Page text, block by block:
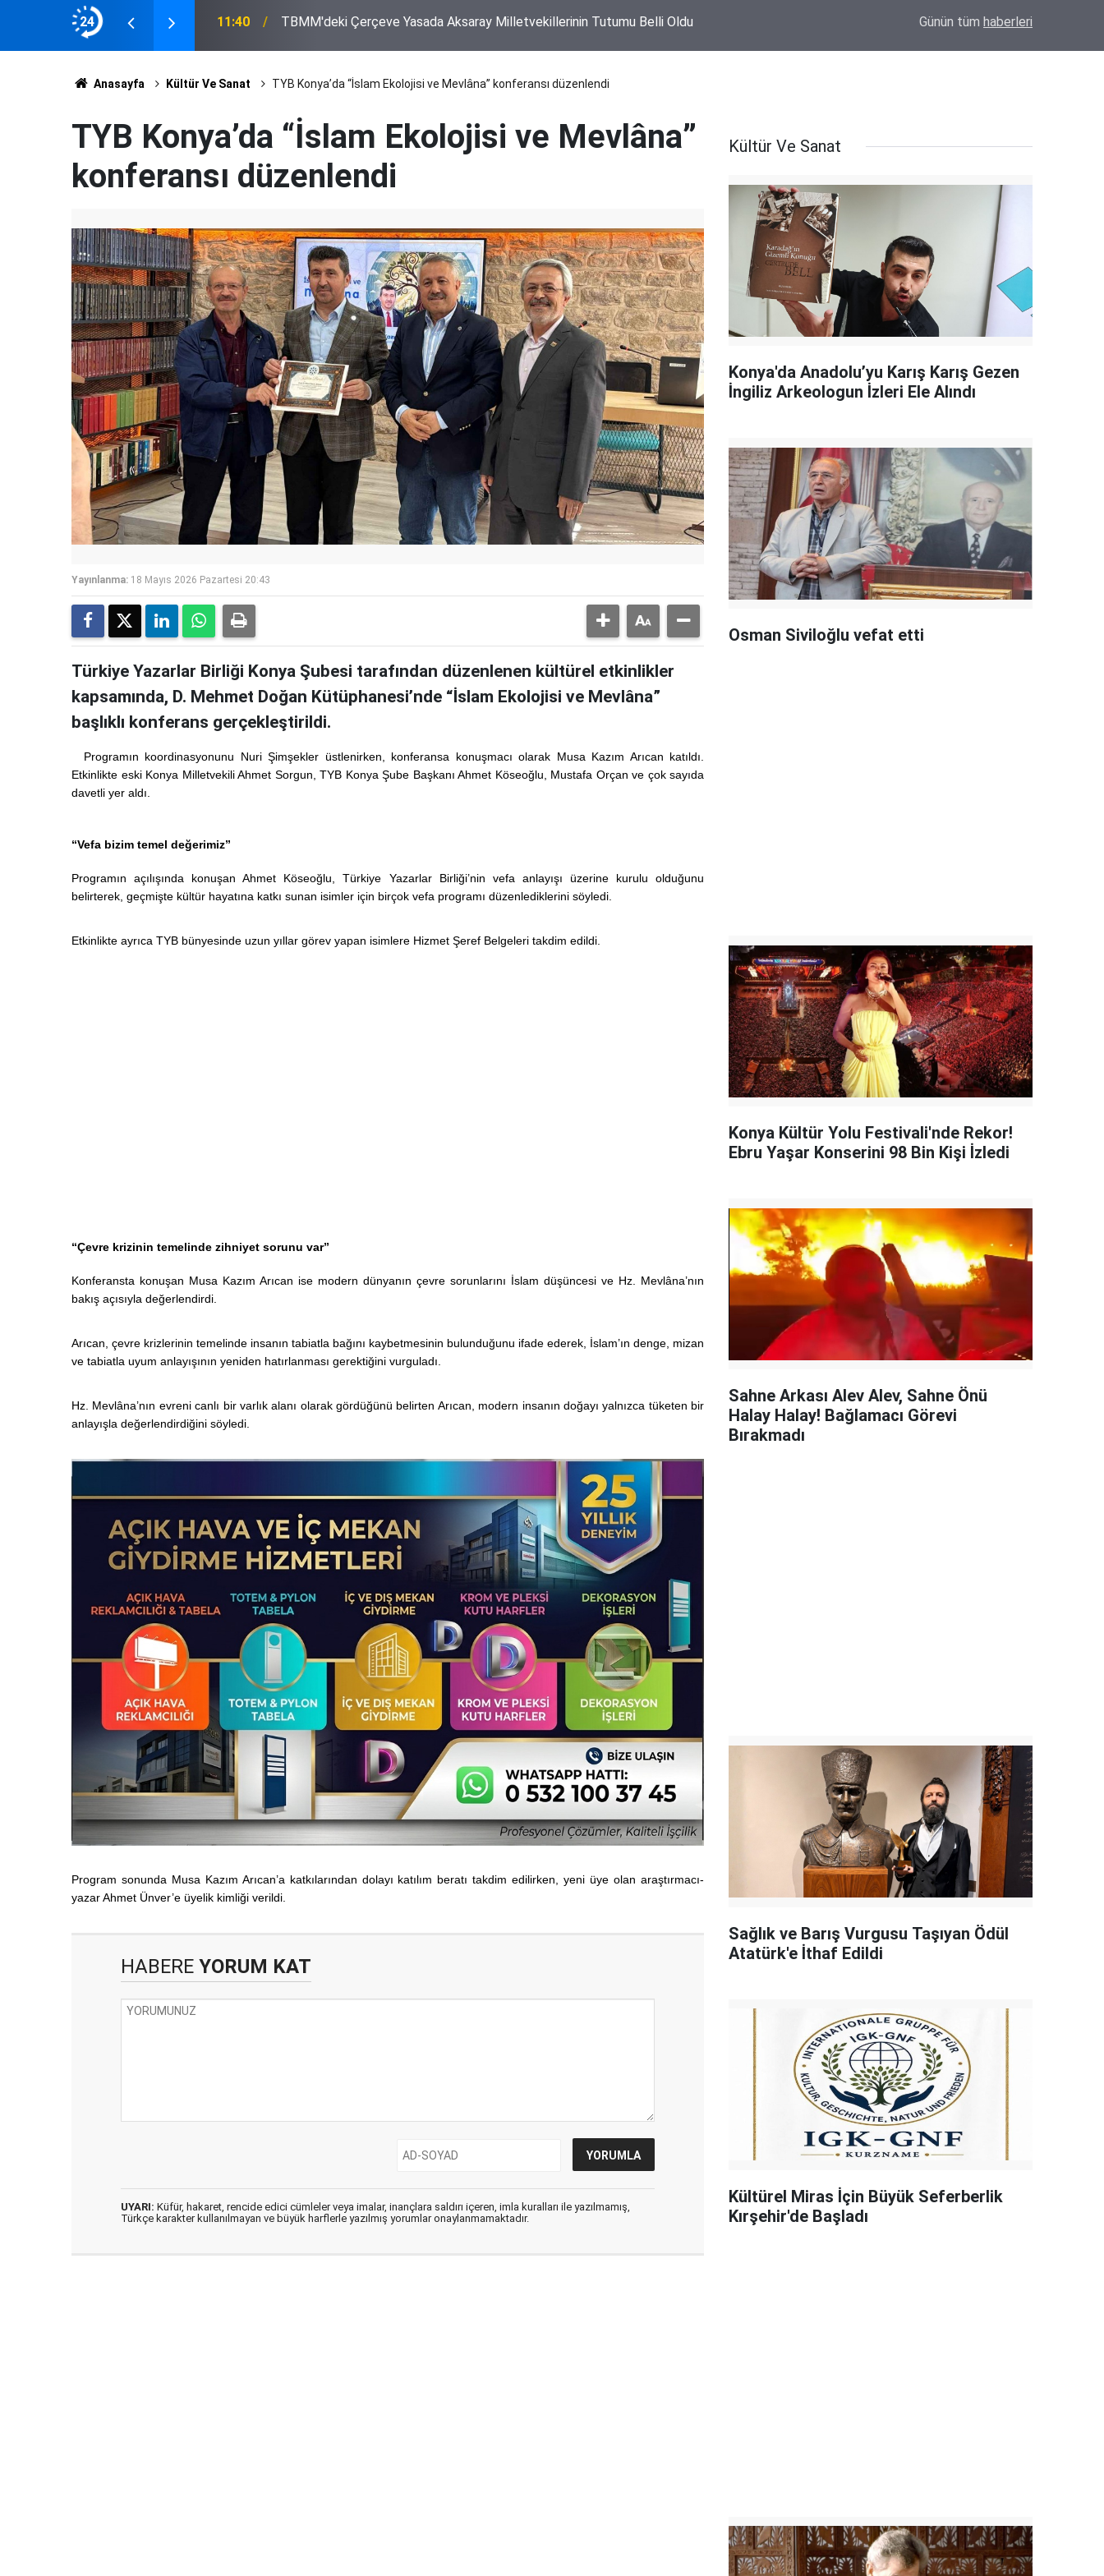
24
Tutumu Belli Oldu 11:33 Eskil'de Tosun Yaylası Yol Ayrımında Traktör ile Otomobil Çarpıştı Günün tüm haberleri
Anasayfa Kültür Ve Sanat TYB Konya’da “İslam Ekolojisi ve Mevlâna” konferansı düzenlendi
TYB Konya’da “İslam Ekolojisi ve Mevlâna”
konferansı düzenlendi
Yayınlanma: 18 Mayıs 2026 Pazartesi 20:43
Türkiye Yazarlar Birliği Konya Şubesi tarafından düzenlenen kültürel etkinlikler
kapsamında, D. Mehmet Doğan Kütüphanesi’nde “İslam Ekolojisi ve Mevlâna”
başlıklı konferans gerçekleştirildi.
Programın koordinasyonunu Nuri Şimşekler üstlenirken, konferansa konuşmacı olarak Musa Kazım Arıcan katıldı.
Etkinlikte eski Konya Milletvekili Ahmet Sorgun, TYB Konya Şube Başkanı Ahmet Köseoğlu, Mustafa Orçan ve çok sayıda
davetli yer aldı.
“Vefa bizim temel değerimiz”
Programın açılışında konuşan Ahmet Köseoğlu, Türkiye Yazarlar Birliği’nin vefa anlayışı üzerine kurulu olduğunu
belirterek, geçmişte kültür hayatına katkı sunan isimler için birçok vefa programı düzenlediklerini söyledi.
Etkinlikte ayrıca TYB bünyesinde uzun yıllar görev yapan isimlere Hizmet Şeref Belgeleri takdim edildi.
“Çevre krizinin temelinde zihniyet sorunu var”
Konferansta konuşan Musa Kazım Arıcan ise modern dünyanın çevre sorunlarını İslam düşüncesi ve Hz. Mevlâna’nın
bakış açısıyla değerlendirdi.
Arıcan, çevre krizlerinin temelinde insanın tabiatla bağını kaybetmesinin bulunduğunu ifade ederek, İslam’ın denge, mizan
ve tabiatla uyum anlayışının yeniden hatırlanması gerektiğini vurguladı.
Hz. Mevlâna’nın evreni canlı bir varlık alanı olarak gördüğünü belirten Arıcan, modern insanın doğayı yalnızca tüketen bir
anlayışla değerlendirdiğini söyledi.
Program sonunda Musa Kazım Arıcan’a katkılarından dolayı katılım beratı takdim edilirken, yeni üye olan araştırmacı-
yazar Ahmet Ünver’e üyelik kimliği verildi.
HABERE YORUM KAT
UYARI: Küfür, hakaret, rencide edici cümleler veya imalar, inançlara saldırı içeren, imla kuralları ile yazılmamış,
Türkçe karakter kullanılmayan ve büyük harflerle yazılmış yorumlar onaylanmamaktadır.
Kültür Ve Sanat
Konya'da Anadolu’yu Karış Karış Gezen
İngiliz Arkeologun İzleri Ele Alındı
Osman Siviloğlu vefat etti
Konya Kültür Yolu Festivali'nde Rekor!
Ebru Yaşar Konserini 98 Bin Kişi İzledi
Sahne Arkası Alev Alev, Sahne Önü
Halay Halay! Bağlamacı Görevi
Bırakmadı
Sağlık ve Barış Vurgusu Taşıyan Ödül
Atatürk'e İthaf Edildi
Kültürel Miras İçin Büyük Seferberlik
Kırşehir'de Başladı